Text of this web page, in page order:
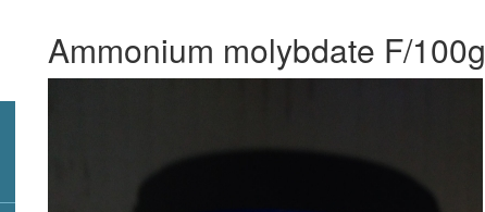
Ammonium molybdate F/100g